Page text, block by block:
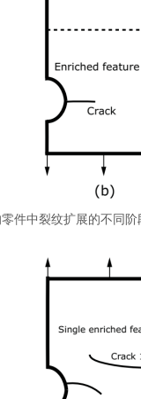
件中裂纹扩展的不同阶